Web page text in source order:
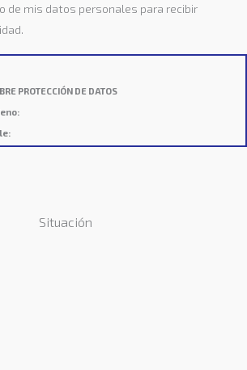
de mis datos personales para recibir
PROTECCIÓN DE DATOS
correspondiente establecida al efecto.
Situación